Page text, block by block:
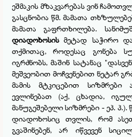
ეშმაკის მზაკვარებას ვინ
გასცნობია წმ. მამათა
მამათა გაფრთხილება.
დიადოხოსის მეტად საჭირო
თქმითაც, როდესაც გონება
იგრძნობს, მაშინ სატანაც
მეშვეობით მოჩვენებით ნეტარ
მამის მტკიცებით სიზმრები
ევლინებათ (აქ, ცხადია,
მანუგეშებელი სიზმრები -ეპ.
დიადოხოსიც თვლის, რომ
გვაშინებენ, არ იწვევენ